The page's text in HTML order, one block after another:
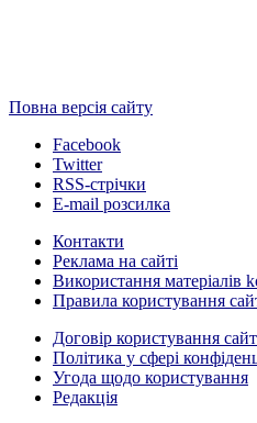
Повна версія сайту
Facebook
Twitter
RSS-стрічки
E-mail розсилка
Контакти
Реклама на сайті
Використання матеріалів
Правила користування
Договір користування
Політика у сфері
Угода щодо користування
Редакція